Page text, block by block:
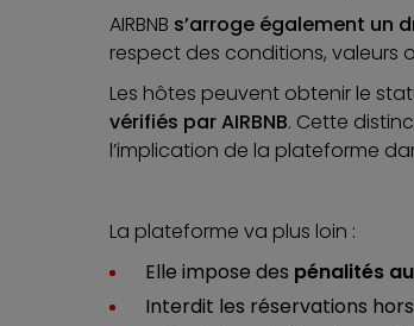
AIRBNB s’arroge également un
respect des conditions, valeurs
Les hôtes peuvent obtenir le
vérifiés par AIRBNB. Cette
l’implication de la plateforme
La plateforme va plus loin :
Elle impose des pénalités
Interdit les réservations